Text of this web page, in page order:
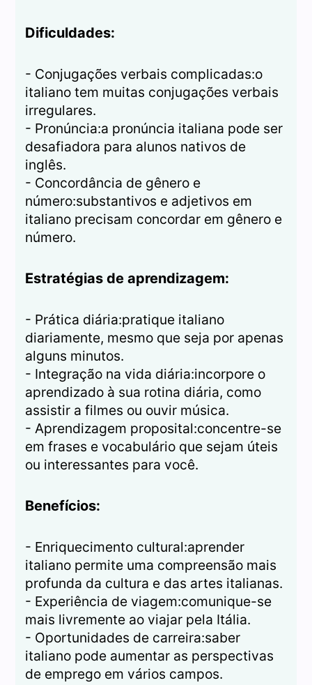
Dificuldades:
- Conjugações verbais complicadas:o
italiano tem muitas conjugações verbais
irregulares.
- Pronúncia:a pronúncia italiana pode ser
desafiadora para alunos nativos de
inglês.
- Concordância de gênero e
número:substantivos e adjetivos em
italiano precisam concordar em gênero e
número.
Estratégias de aprendizagem:
- Prática diária:pratique italiano
diariamente, mesmo que seja por apenas
alguns minutos.
- Integração na vida diária:incorpore o
aprendizado à sua rotina diária, como
assistir a filmes ou ouvir música.
- Aprendizagem proposital:concentre-se
em frases e vocabulário que sejam úteis
ou interessantes para você.
Benefícios:
- Enriquecimento cultural:aprender
italiano permite uma compreensão mais
profunda da cultura e das artes italianas.
- Experiência de viagem:comunique-se
mais livremente ao viajar pela Itália.
- Oportunidades de carreira:saber
italiano pode aumentar as perspectivas
de emprego em vários campos.